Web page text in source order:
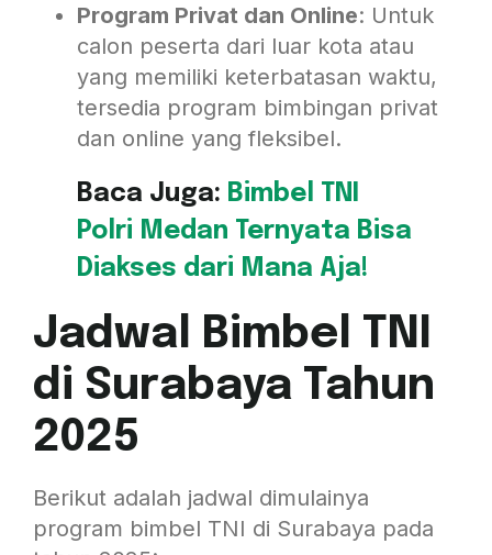
Program Privat dan Online: Untuk
calon peserta dari luar kota atau
yang memiliki keterbatasan waktu,
tersedia program bimbingan privat
dan online yang fleksibel.
Baca Juga: Bimbel TNI
Polri Medan Ternyata Bisa
Diakses dari Mana Aja!
Jadwal Bimbel TNI
di Surabaya Tahun
2025
Berikut adalah jadwal dimulainya
program bimbel TNI di Surabaya pada